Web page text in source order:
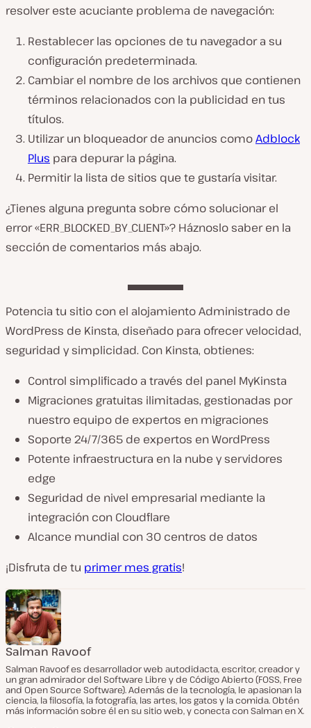
resolver este acuciante problema de navegación:
Restablecer las opciones de tu navegador a su
configuración predeterminada.
Cambiar el nombre de los archivos que contienen
términos relacionados con la publicidad en tus
títulos.
Utilizar un bloqueador de anuncios comoAdblock
Plus para depurar la página.
Permitir la lista de sitios que te gustaría visitar.
¿Tienes alguna pregunta sobre cómo solucionar el
error «ERR_BLOCKED_BY_CLIENT»? Háznoslo saber en la
sección de comentarios más abajo.
Potencia tu sitio con el alojamiento Administrado de
WordPress de Kinsta, diseñado para ofrecer velocidad,
seguridad y simplicidad. Con Kinsta, obtienes:
Control simplificado a través del panel MyKinsta
Migraciones gratuitas ilimitadas, gestionadas por
nuestro equipo de expertos en migraciones
Soporte 24/7/365 de expertos en WordPress
Potente infraestructura en la nube y servidores
edge
Seguridad de nivel empresarial mediante la
integración con Cloudflare
Alcance mundial con 30 centros de datos
¡Disfruta de tu primer mes gratis!
Salman Ravoof
Salman Ravoof es desarrollador web autodidacta, escritor, creador y
un gran admirador del Software Libre y de Código Abierto (FOSS, Free
and Open Source Software). Además de la tecnología, le apasionan la
ciencia, la filosofía, la fotografía, las artes, los gatos y la comida. Obtén
más información sobre él en su sitio web, y conecta con Salman en X.